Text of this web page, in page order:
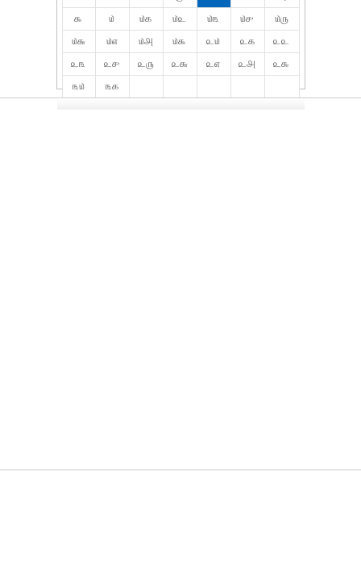
௯
௰ ௰௧ ௰௨ ௰௩ ௰௪
௰௫
௰௬
௰௭ ௰௮ ௰௯ ௨௰ ௨௧
௨௨
௨௩
௨௪ ௨௫ ௨௬ ௨௭ ௨௮
௨௯
௩௰
௩௧